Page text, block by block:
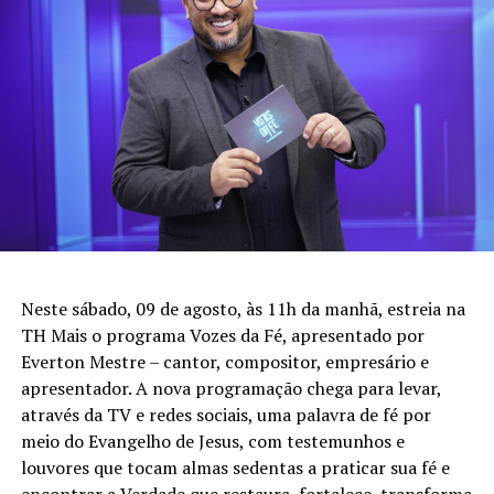
Neste sábado, 09 de agosto, às 11h da manhã, estreia na
TH Mais o programa Vozes da Fé, apresentado por
Everton Mestre – cantor, compositor, empresário e
apresentador. A nova programação chega para levar,
através da TV e redes sociais, uma palavra de fé por
meio do Evangelho de Jesus, com testemunhos e
louvores que tocam almas sedentas a praticar sua fé e